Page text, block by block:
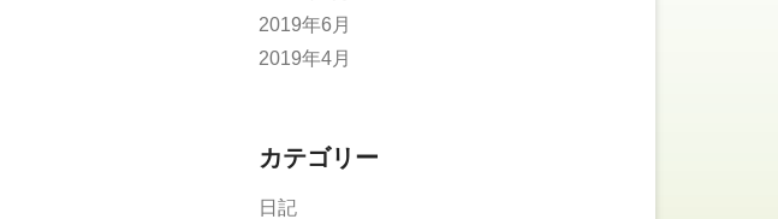
2019年6月
2019年4月
カテゴリー
日記